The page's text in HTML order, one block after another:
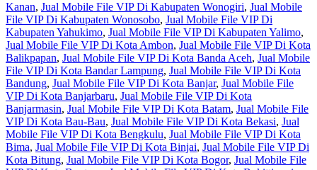
Kanan, Jual Mobile File VIP Di Kabupaten Wonogiri, Jual Mobile
File VIP Di Kabupaten Wonosobo, Jual Mobile File VIP Di
Kabupaten Yahukimo, Jual Mobile File VIP Di Kabupaten Yalimo,
Jual Mobile File VIP Di Kota Ambon, Jual Mobile File VIP Di Kota
Balikpapan, Jual Mobile File VIP Di Kota Banda Aceh, Jual Mobile
File VIP Di Kota Bandar Lampung, Jual Mobile File VIP Di Kota
Bandung, Jual Mobile File VIP Di Kota Banjar, Jual Mobile File
VIP Di Kota Banjarbaru, Jual Mobile File VIP Di Kota
Banjarmasin, Jual Mobile File VIP Di Kota Batam, Jual Mobile File
VIP Di Kota Bau-Bau, Jual Mobile File VIP Di Kota Bekasi, Jual
Mobile File VIP Di Kota Bengkulu, Jual Mobile File VIP Di Kota
Bima, Jual Mobile File VIP Di Kota Binjai, Jual Mobile File VIP Di
Kota Bitung, Jual Mobile File VIP Di Kota Bogor, Jual Mobile File